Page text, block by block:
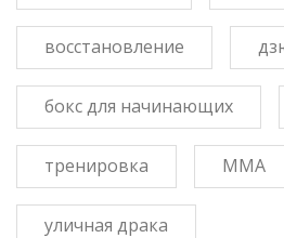
восстановление
бокс для начинающих
тренировка ММА
уличная драка